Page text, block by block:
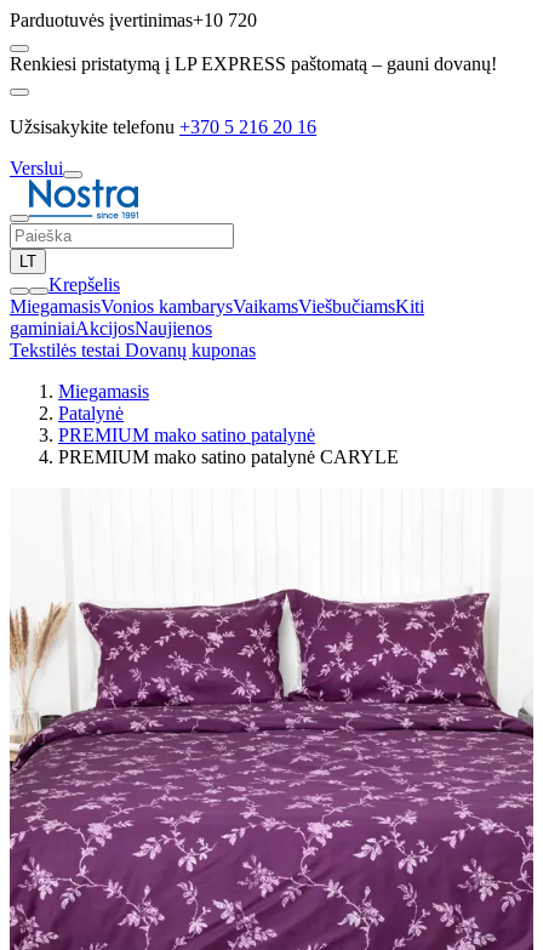
Parduotuvės įvertinimas+10 720
Renkiesi pristatymą į LP EXPRESS paštomatą – gauni dovanų!
Užsisakykite telefonu +370 5 216 20 16
Verslui
LT
Krepšelis
MiegamasisVonios kambarysVaikamsViešbučiamsKiti
gaminiaiAkcijosNaujienos
Tekstilės testai Dovanų kuponas
Miegamasis
Patalynė
PREMIUM mako satino patalynė
PREMIUM mako satino patalynė CARYLE